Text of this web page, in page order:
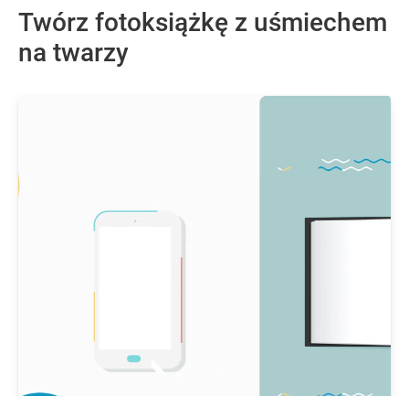
Twórz fotoksiążkę z uśmiechem
na twarzy